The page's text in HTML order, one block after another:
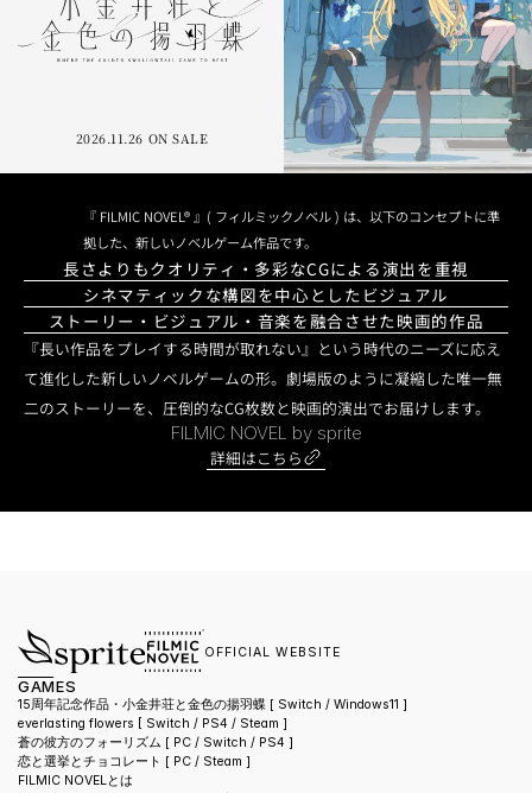
2026.11.26 ON SALE
『 FILMIC NOVEL® 』( フィルミックノベル ) は、以下のコンセプトに準
拠した、新しいノベルゲーム作品です。
長さよりもクオリティ・多彩なCGによる演出を重視
シネマティックな構図を中心としたビジュアル
ストーリー・ビジュアル・音楽を融合させた映画的作品
『長い作品をプレイする時間が取れない』という時代のニーズに応え
て進化した新しいノベルゲームの形。劇場版のように凝縮した唯一無
二のストーリーを、圧倒的なCG枚数と映画的演出でお届けします。
FILMIC NOVEL by sprite
詳細はこちら
OFFICIAL WEBSITE
GAMES
15周年記念作品・小金井荘と金色の揚羽蝶 [ Switch / Windows11 ]
everlasting flowers [ Switch / PS4 / Steam ]
蒼の彼方のフォーリズム [ PC / Switch / PS4 ]
恋と選挙とチョコレート [ PC / Steam ]
FILMIC NOVELとは